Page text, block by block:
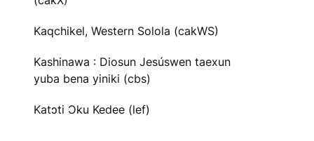
Kaqchikel, Western Solola (cakWS)
Kashinawa : Diosun Jesúswen taexun
yuba bena yiniki (cbs)
Katɔti Ɔku Kedee (lef)